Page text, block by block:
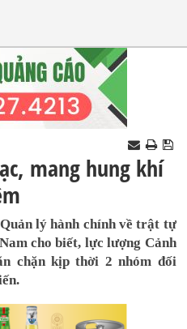
mang hung khí
lý hành chính về trật tự
cho biết, lực lượng Cảnh
chặn kịp thời 2 nhóm đối